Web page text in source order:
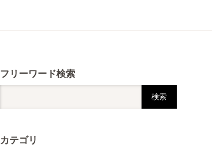
フリーワード検索
カテゴリ